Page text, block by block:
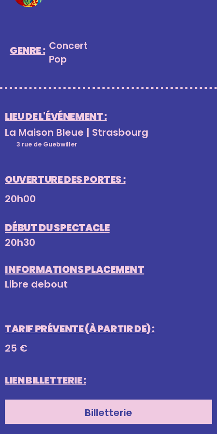
GENRE : Concert
Pop
LIEU DE L'ÉVÉNEMENT :
La Maison Bleue | Strasbourg
3 rue de Guebwiller
OUVERTURE DES PORTES :
20h00
DÉBUT DU SPECTACLE
20h30
INFORMATIONS PLACEMENT
Libre debout
TARIF PRÉVENTE (À PARTIR DE) :
25 €
LIEN BILLETTERIE :
Billetterie